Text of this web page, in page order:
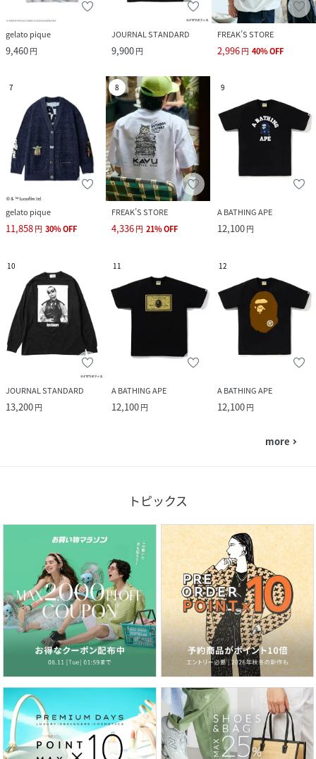
gelato pique
9,460円
JOURNAL STANDARD
9,900円
FREAK’S STORE
2,996円 40%OFF
7
gelato pique
11,858円 30%OFF
8
FREAK’S STORE
4,336円 21%OFF
9
A BATHING APE
12,100円
10
JOURNAL STANDARD
13,200円
11
A BATHING APE
12,100円
12
A BATHING APE
12,100円
more navigate_next
トピックス